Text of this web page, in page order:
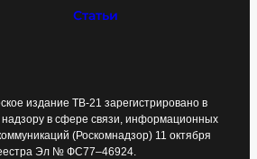
Статьи
издание ТВ-21 зарегистрировано в
в сфере связи, информационных
(Роскомнадзор) 11 октября
Эл № ФС77–46924.